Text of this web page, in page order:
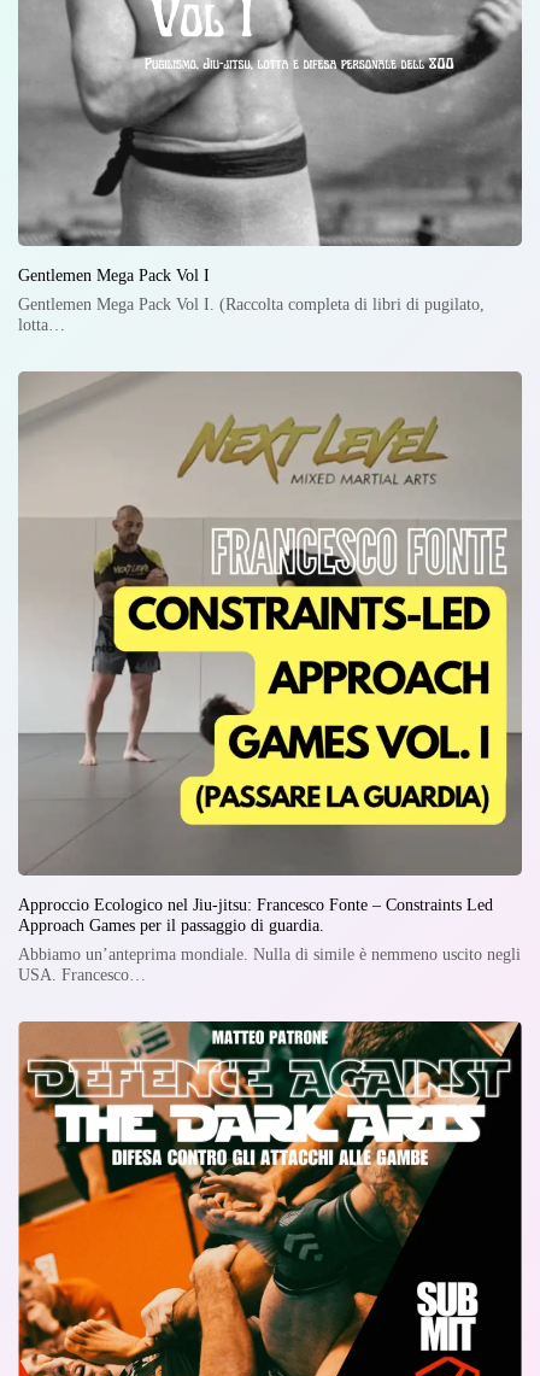
Gentlemen Mega Pack Vol I
Gentlemen Mega Pack Vol I. (Raccolta completa di libri di pugilato,
lotta…
Approccio Ecologico nel Jiu-jitsu: Francesco Fonte – Constraints Led
Approach Games per il passaggio di guardia.
Abbiamo un’anteprima mondiale. Nulla di simile è nemmeno uscito negli
USA. Francesco…